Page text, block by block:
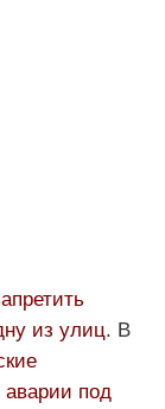
из улиц. В
аварии под